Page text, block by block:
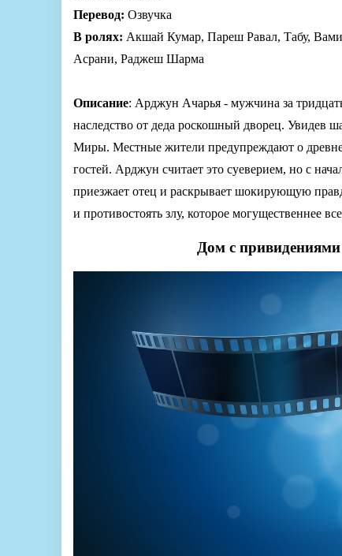
Перевод: Озвучка
В ролях: Акшай Кумар, Пареш Равал, Табу,
Асрани, Раджеш Шарма
Описание: Арджун Ачарья - мужчина за
наследство от деда роскошный дворец. Увидев
Миры. Местные жители предупреждают о
гостей. Арджун считает это суеверием, но с
приезжает отец и раскрывает шокирующую
и противостоять злу, которое могущественнее
Дом с привидениями